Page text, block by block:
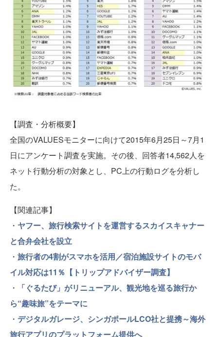
【調査・分析概要】
全国のVALUESモニターに向けて2015年6月25日～7月1
日にアンケート調査を実施。その後、回答者14,562人を
ネット行動分析の対象とし、PC上の行動ログを分析し
た。
【関連記事】
・ ヤフー、旅行検索サイトを運営するスカイスキャナー
と合弁会社を設立
・ 旅行者の4割がスマホを活用／宿泊施設サイトのモバ
イル対応は11％【トリップアドバイザー調査】
・
「ぐるたび」がリニューアル、観光地を巡る旅行か
ら“趣味旅”をテーマに
・ デジタルガレージ、シンガポールLCO社と提携～海外
旅行アプリのプラットフォーム提供へ